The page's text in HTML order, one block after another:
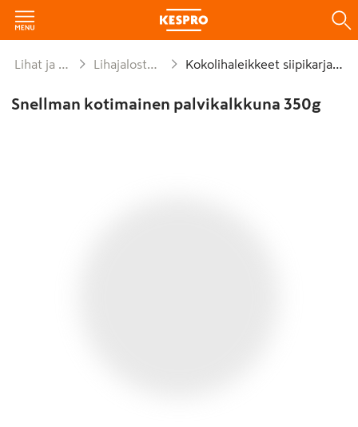
Lihat ja lihajalosteet Lihajaloste leivän päälle Kokolihaleikkeet siipikarjalihasta
Snellman kotimainen palvikalkkuna 350g